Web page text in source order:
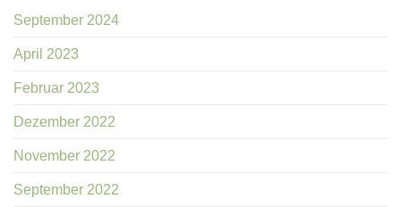
September 2024
April 2023
Februar 2023
Dezember 2022
November 2022
September 2022